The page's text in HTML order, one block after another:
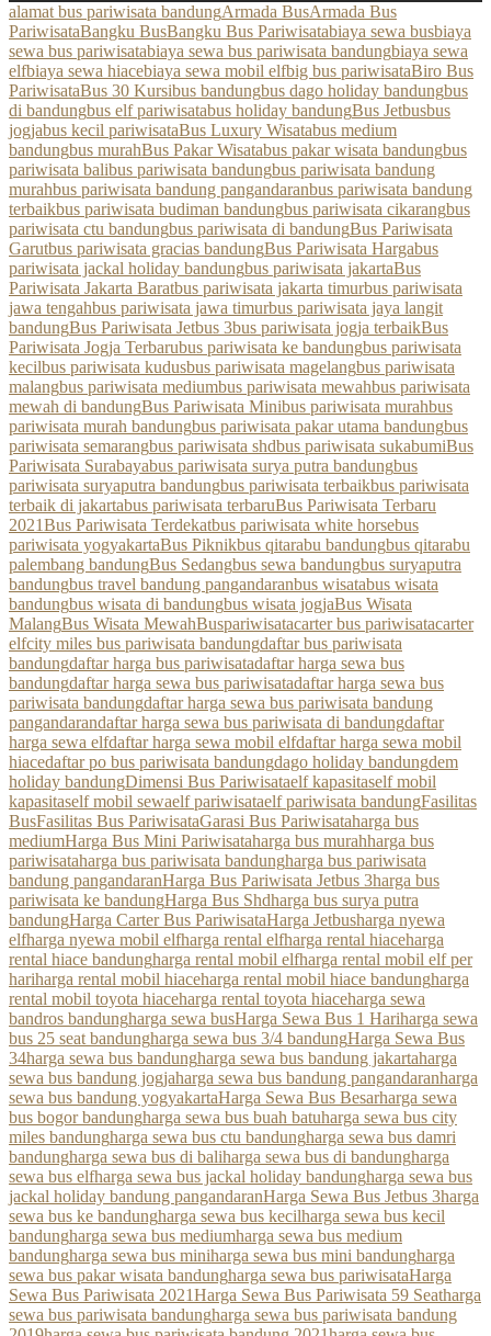
alamat bus pariwisata bandungArmada BusArmada Bus
PariwisataBangku BusBangku Bus Pariwisatabiaya sewa busbiaya
sewa bus pariwisatabiaya sewa bus pariwisata bandungbiaya sewa
elfbiaya sewa hiacebiaya sewa mobil elfbig bus pariwisataBiro Bus
PariwisataBus 30 Kursibus bandungbus dago holiday bandungbus
di bandungbus elf pariwisatabus holiday bandungBus Jetbusbus
jogjabus kecil pariwisataBus Luxury Wisatabus medium
bandungbus murahBus Pakar Wisatabus pakar wisata bandungbus
pariwisata balibus pariwisata bandungbus pariwisata bandung
murahbus pariwisata bandung pangandaranbus pariwisata bandung
terbaikbus pariwisata budiman bandungbus pariwisata cikarangbus
pariwisata ctu bandungbus pariwisata di bandungBus Pariwisata
Garutbus pariwisata gracias bandungBus Pariwisata Hargabus
pariwisata jackal holiday bandungbus pariwisata jakartaBus
Pariwisata Jakarta Baratbus pariwisata jakarta timurbus pariwisata
jawa tengahbus pariwisata jawa timurbus pariwisata jaya langit
bandungBus Pariwisata Jetbus 3bus pariwisata jogja terbaikBus
Pariwisata Jogja Terbarubus pariwisata ke bandungbus pariwisata
kecilbus pariwisata kudusbus pariwisata magelangbus pariwisata
malangbus pariwisata mediumbus pariwisata mewahbus pariwisata
mewah di bandungBus Pariwisata Minibus pariwisata murahbus
pariwisata murah bandungbus pariwisata pakar utama bandungbus
pariwisata semarangbus pariwisata shdbus pariwisata sukabumiBus
Pariwisata Surabayabus pariwisata surya putra bandungbus
pariwisata suryaputra bandungbus pariwisata terbaikbus pariwisata
terbaik di jakartabus pariwisata terbaruBus Pariwisata Terbaru
2021Bus Pariwisata Terdekatbus pariwisata white horsebus
pariwisata yogyakartaBus Piknikbus qitarabu bandungbus qitarabu
palembang bandungBus Sedangbus sewa bandungbus suryaputra
bandungbus travel bandung pangandaranbus wisatabus wisata
bandungbus wisata di bandungbus wisata jogjaBus Wisata
MalangBus Wisata MewahBuspariwisatacarter bus pariwisatacarter
elfcity miles bus pariwisata bandungdaftar bus pariwisata
bandungdaftar harga bus pariwisatadaftar harga sewa bus
bandungdaftar harga sewa bus pariwisatadaftar harga sewa bus
pariwisata bandungdaftar harga sewa bus pariwisata bandung
pangandarandaftar harga sewa bus pariwisata di bandungdaftar
harga sewa elfdaftar harga sewa mobil elfdaftar harga sewa mobil
hiacedaftar po bus pariwisata bandungdago holiday bandungdem
holiday bandungDimensi Bus Pariwisataelf kapasitaself mobil
kapasitaself mobil sewaelf pariwisataelf pariwisata bandungFasilitas
BusFasilitas Bus PariwisataGarasi Bus Pariwisataharga bus
mediumHarga Bus Mini Pariwisataharga bus murahharga bus
pariwisataharga bus pariwisata bandungharga bus pariwisata
bandung pangandaranHarga Bus Pariwisata Jetbus 3harga bus
pariwisata ke bandungHarga Bus Shdharga bus surya putra
bandungHarga Carter Bus PariwisataHarga Jetbusharga nyewa
elfharga nyewa mobil elfharga rental elfharga rental hiaceharga
rental hiace bandungharga rental mobil elfharga rental mobil elf per
hariharga rental mobil hiaceharga rental mobil hiace bandungharga
rental mobil toyota hiaceharga rental toyota hiaceharga sewa
bandros bandungharga sewa busHarga Sewa Bus 1 Hariharga sewa
bus 25 seat bandungharga sewa bus 3/4 bandungHarga Sewa Bus
34harga sewa bus bandungharga sewa bus bandung jakartaharga
sewa bus bandung jogjaharga sewa bus bandung pangandaranharga
sewa bus bandung yogyakartaHarga Sewa Bus Besarharga sewa
bus bogor bandungharga sewa bus buah batuharga sewa bus city
miles bandungharga sewa bus ctu bandungharga sewa bus damri
bandungharga sewa bus di baliharga sewa bus di bandungharga
sewa bus elfharga sewa bus jackal holiday bandungharga sewa bus
jackal holiday bandung pangandaranHarga Sewa Bus Jetbus 3harga
sewa bus ke bandungharga sewa bus kecilharga sewa bus kecil
bandungharga sewa bus mediumharga sewa bus medium
bandungharga sewa bus miniharga sewa bus mini bandungharga
sewa bus pakar wisata bandungharga sewa bus pariwisataHarga
Sewa Bus Pariwisata 2021Harga Sewa Bus Pariwisata 59 Seatharga
sewa bus pariwisata bandungharga sewa bus pariwisata bandung